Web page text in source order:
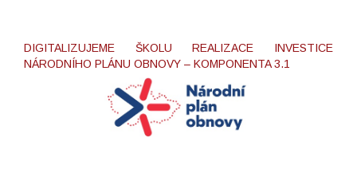
DIGITALIZUJEME ŠKOLU REALIZACE INVESTICE
NÁRODNÍHO PLÁNU OBNOVY – KOMPONENTA 3.1